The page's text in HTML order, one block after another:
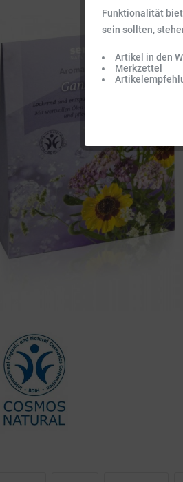
Funktionalität
sein sollten,
Artikel in den
Merkzettel